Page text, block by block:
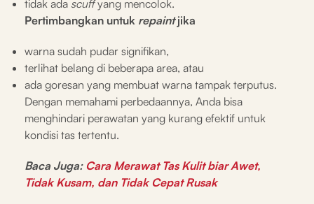
tidak ada scuffyang mencolok.
Pertimbangkan untuk repaintjika
warna sudah pudar signifikan,
terlihat belang di beberapa area, atau
ada goresan yang membuat warna tampak terputus.
Dengan memahami perbedaannya, Anda bisa
menghindari perawatan yang kurang efektif untuk
kondisi tas tertentu.
Baca Juga: Cara Merawat Tas Kulit biar Awet,
Tidak Kusam, dan Tidak Cepat Rusak